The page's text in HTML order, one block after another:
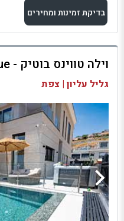
בדיקת זמינות ומחירים
למתחם זה
בדיקת זמינות ומחירים
וילה טווינס בוטיק - Twins Boutique
גליל עליון | צפת